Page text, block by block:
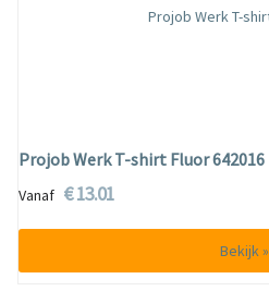
Projob Werk T-shirt Fluor 642016
Vanaf € 13.01
Bekijk »